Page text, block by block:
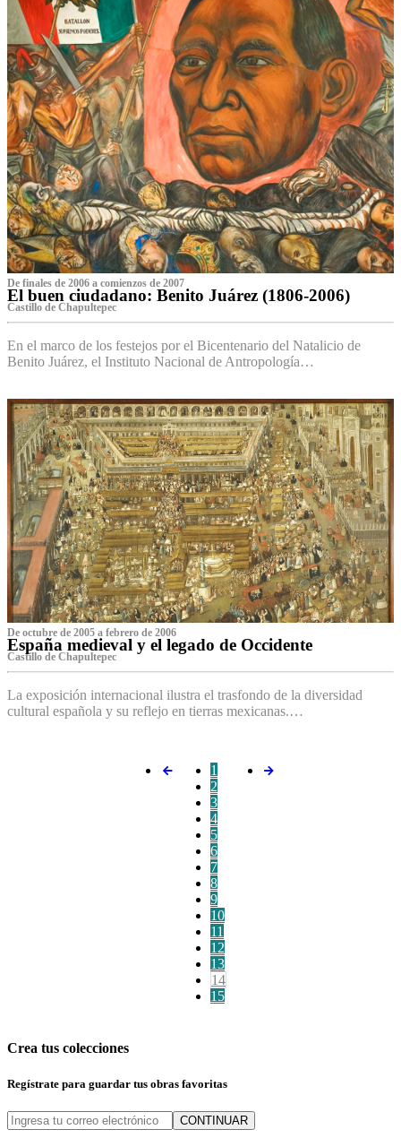
De finales de 2006 a comienzos de 2007
El buen ciudadano: Benito Juárez (1806-2006)
Castillo de Chapultepec
En el marco de los festejos por el Bicentenario del Natalicio de
Benito Juárez, el Instituto Nacional de Antropología…
De octubre de 2005 a febrero de 2006
España medieval y el legado de Occidente
Castillo de Chapultepec
La exposición internacional ilustra el trasfondo de la diversidad
cultural española y su reflejo en tierras mexicanas.…
1
2
3
4
5
6
7
8
9
10
11
12
13
14
15
Crea tus colecciones
Regístrate para guardar tus obras favoritas
CONTINUAR